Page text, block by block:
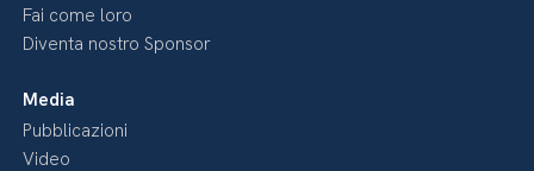
Fai come loro
Diventa nostro Sponsor
Media
Pubblicazioni
Video